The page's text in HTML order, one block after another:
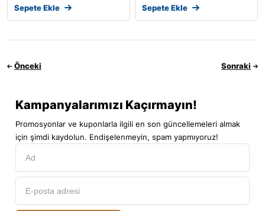
Sepete Ekle Sepete Ekle
Önceki Sonraki
Kampanyalarımızı Kaçırmayın!
Promosyonlar ve kuponlarla ilgili en son güncellemeleri almak
için şimdi kaydolun. Endişelenmeyin, spam yapmıyoruz!